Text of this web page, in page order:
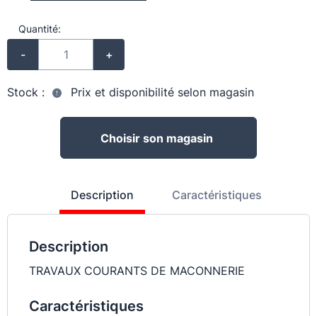
Quantité:
- +
Stock : Prix et disponibilité selon magasin
Choisir son magasin
Description Caractéristiques
Description
TRAVAUX COURANTS DE MACONNERIE
Caractéristiques